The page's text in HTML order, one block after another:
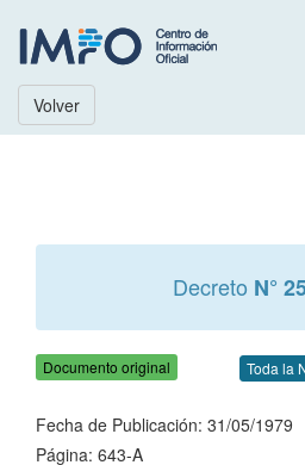
Volver
Decreto N°
Documento original Toda la
Fecha de Publicación: 31/05/1979
Página: 643-A